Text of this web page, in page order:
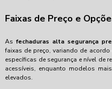
Faixas de Preço e
Asfechaduras alta segurança
faixas de preço, variando de
específicas de segurança e nível de
acessíveis, enquanto modelos
elevados.